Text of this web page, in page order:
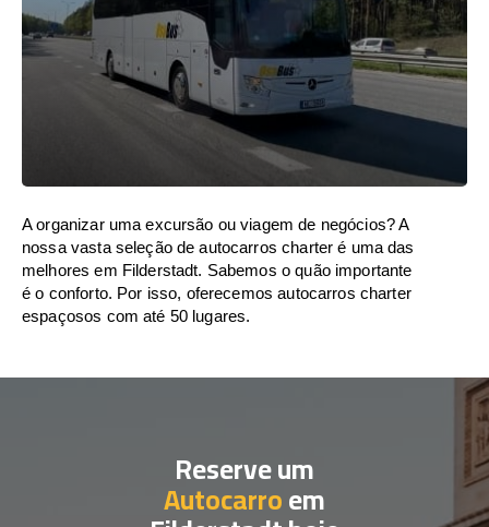
A organizar uma excursão ou viagem de negócios? A
nossa vasta seleção de autocarros charter é uma das
melhores em Filderstadt. Sabemos o quão importante
é o conforto. Por isso, oferecemos autocarros charter
espaçosos com até 50 lugares.
Reserve um
Autocarroem